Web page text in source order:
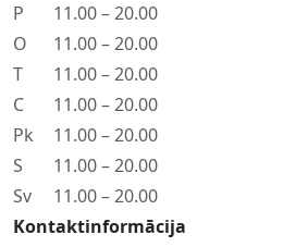
P
11.00 – 20.00
O
11.00 – 20.00
T
11.00 – 20.00
C
11.00 – 20.00
Pk
11.00 – 20.00
S
11.00 – 20.00
Sv
11.00 – 20.00
Kontaktinformācija